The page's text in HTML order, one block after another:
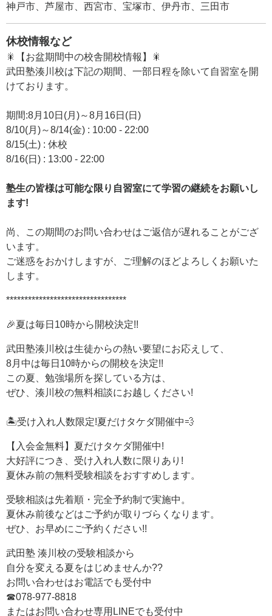
神戸市、芦屋市、西宮市、宝塚市、伊丹市、三田市
休校情報など
🎇【お盆期間中の校舎開校情報】🎇
武田塾湊川校は下記の期間、一部日程を除いて自習室を開
けております。
期間:8月10日(月)～8月16日(日)
8/10(月)～8/14(金) : 10:00 - 22:00
8/15(土) : 休校
8/16(日) : 13:00 - 22:00
塾生の皆様は可能な限り自習室にて学習の継続をお願いし
ます!
尚、この期間のお問い合わせはご返信が遅れることがござ
います。
ご迷惑をおかけしますが、ご理解のほどよろしくお願いた
します。
*********************************
🎉夏は毎日10時から開校決定!!
武田塾湊川校は生徒からの熱い要望にお応えして、
8月中は毎日10時からの開校を決定!!
この夏、勉強場所を探している方は、
ぜひ、湊川校の無料相談にお越しください!
🏝️受け入れ人数限定!夏だけタケダ開催中💨
【入会金無料】夏だけタケダ開催中!
大好評につき、受け入れ人数に限りあり!
夏休み前の無料受験相談をおすすめします。
受験相談は先着順・完全予約制で実施中。
夏休み前後などはご予約が取りづらくなります。
ぜひ、お早めにご予約ください!!
武田塾 湊川校の受験相談から
自分を変える夏をはじめませんか??
お問い合わせはお電話でも受付中
☎078-977-8818
またはお問い合わせ専用LINEでも受付中